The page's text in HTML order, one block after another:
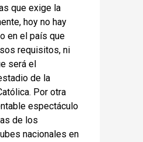
que exige la
hoy no hay
en el país que
requisitos, ni
será el
de la
Por otra
espectáculo
de los
nacionales en